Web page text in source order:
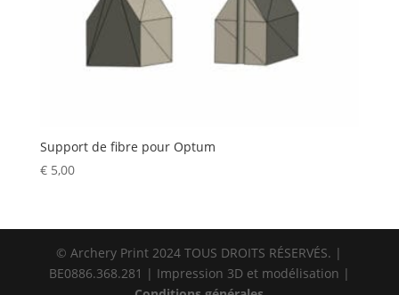
Support de fibre pour Optum
€5,00
© Archery Print 2024 TOUS DROITS RÉSERVÉS. |
BE0886.368.281 | Impression 3D et modélisation |